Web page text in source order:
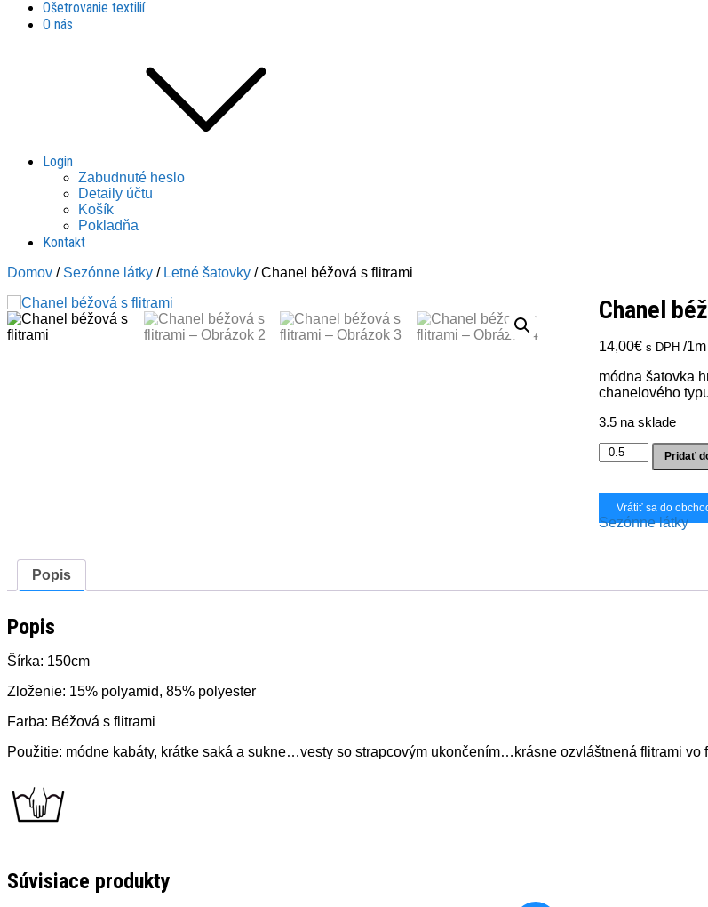
Ošetrovanie textilií
O nás
Login
Zabudnuté heslo
Detaily účtu
Košík
Pokladňa
Kontakt
Domov / Sezónne látky / Letné šatovky / Chanel béžová s flitrami
Chanel
14,00€ s DPH /
módna šatovka
chanelového
3.5 na sklade
množstvo
Chanel
s
flitrami
Pridať
Vrátiť sa do
Sezónne látky
Popis
Popis
Šírka: 150cm
Zloženie: 15% polyamid, 85% polyester
Farba: Béžová s flitrami
Použitie: módne kabáty, krátke saká a sukne…vesty so strapcovým ukončením…krásne ozvláštnená flitrami vo
Súvisiace produkty